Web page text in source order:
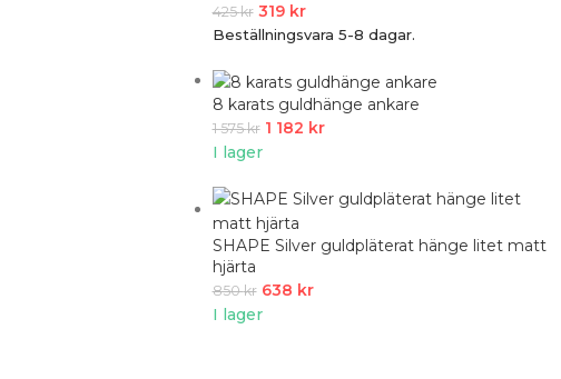
425kr 319 kr
Beställningsvara 5-8 dagar.
8 karats guldhänge ankare
1 575kr 1 182 kr
I lager
SHAPE Silver guldpläterat hänge litet matt
hjärta
850kr 638 kr
I lager